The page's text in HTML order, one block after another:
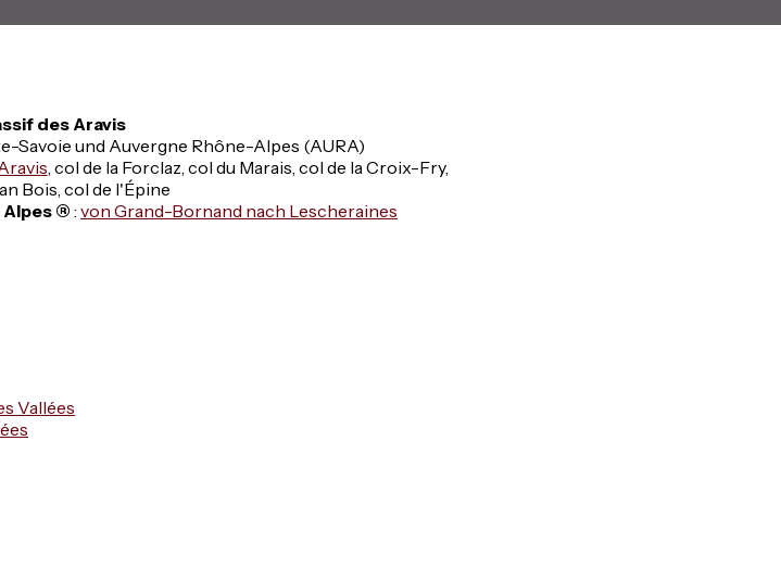
des Aravis
Savoie und Auvergne Rhône-Alpes (AURA)
, col de la Forclaz, col du Marais, col de la Croix-Fry,
Bois, col de l'Épine
Alpes ® : von Grand-Bornand nach Lescheraines
Vallées